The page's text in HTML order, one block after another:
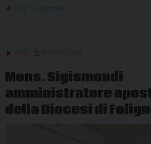
di
rimasti
Foligno Sigismondi
VIDEO 28 GIUGNO 2020
Mons. Sigismondi
amministratore
della Diocesi di